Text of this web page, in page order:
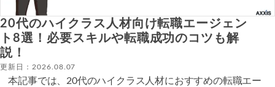
20代のハイクラス人材向け転職エージェン
ト8選！必要スキルや転職成功のコツも解
説！
更新日：2026.08.07
本記事では、20代のハイクラス人材におすすめの転職エー